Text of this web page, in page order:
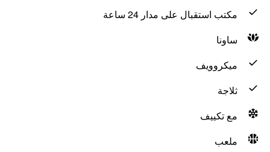
مكتب استقبال على مدار 24 ساعة
ساونا
ميكروويف
ثلاجة
مع تكييف
ملعب